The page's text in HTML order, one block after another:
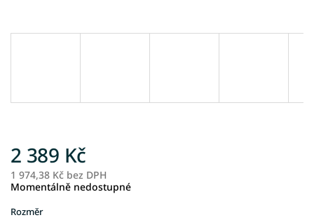
2 389 Kč
1 974,38 Kč bez DPH
Momentálně nedostupné
Rozměr